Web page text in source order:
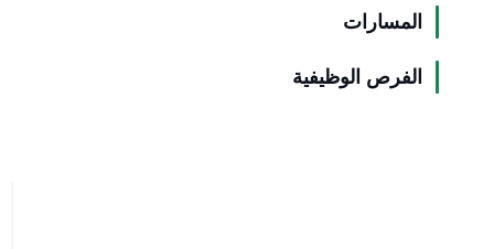
المسارات
الفرص الوظيفية